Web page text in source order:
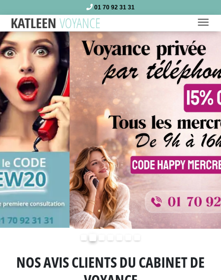
01 70 92 31 31
NOS AVIS CLIENTS DU CABINET DE